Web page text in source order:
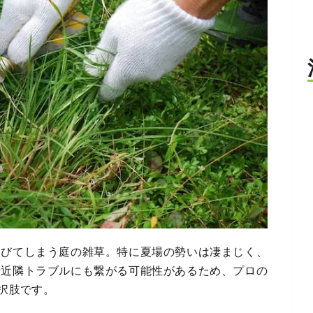
てしまう庭の雑草。特に夏場の勢いは凄まじく、
隣トラブルにも繋がる可能性があるため、プロの
肢です。